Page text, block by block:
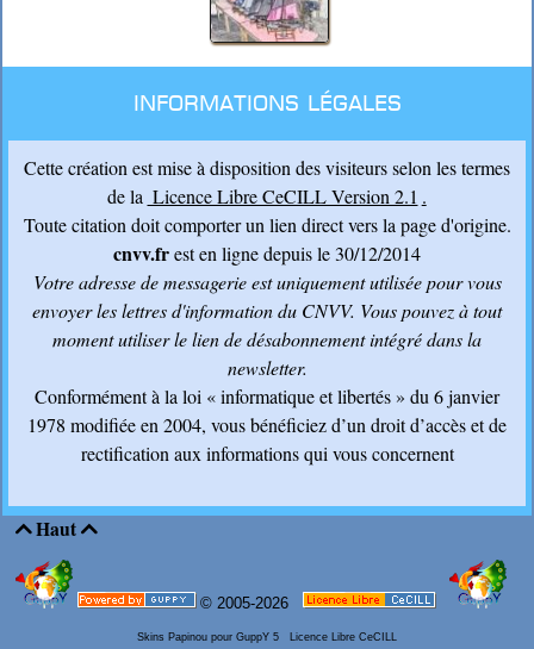
Informations légales
Cette création est mise à disposition des visiteurs selon les termes
de la Licence Libre CeCILL Version 2.1 .
Toute citation doit comporter un lien direct vers la page d'origine.
cnvv.frest en ligne depuis le 30/12/2014
Votre adresse de messagerie est uniquement utilisée pour vous
envoyer les lettres d'information du CNVV. Vous pouvez à tout
moment utiliser le lien de désabonnement intégré dans la
newsletter.
Conformément à la loi « informatique et libertés » du 6 janvier
1978 modifiée en 2004, vous bénéficiez d’un droit d’accès et de
rectification aux informations qui vous concernent
Haut 
© 2005-2026
Skins Papinou pour GuppY 5 Licence Libre CeCILL